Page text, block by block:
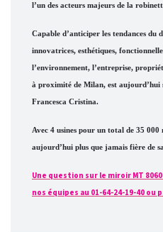
l’un des acteurs majeurs de la
Capable d’anticiper les tendances du
innovatrices, esthétiques,
l’environnement, l’entreprise,
à proximité de Milan, est
Francesca Cristina.
Avec 4 usines pour un total de 35
aujourd’hui plus que jamais fière de
Une question sur le miroir MT
nos équipes au 01-64-24-19-40 ou